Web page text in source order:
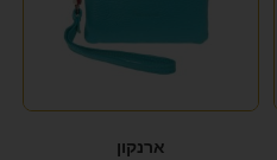
ארנקון